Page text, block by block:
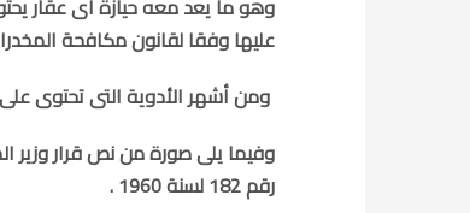
وهو ما يعد معه حيازة أى عقار
عليها وفقا لقانون مكافحة
ومن أشهر الأدوية التى تحتوى على
وفيما يلى صورة من نص قرار وزير
رقم 182 لسنة 1960 .